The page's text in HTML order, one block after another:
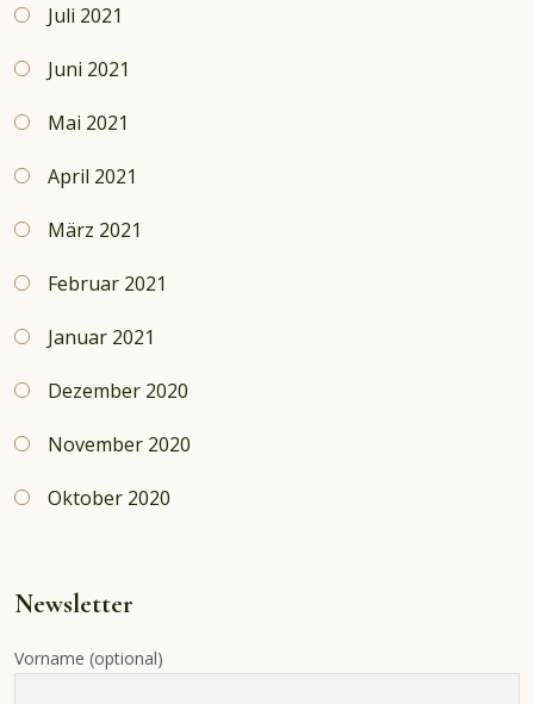
Juli 2021
Juni 2021
Mai 2021
April 2021
März 2021
Februar 2021
Januar 2021
Dezember 2020
November 2020
Oktober 2020
Newsletter
Vorname (optional)